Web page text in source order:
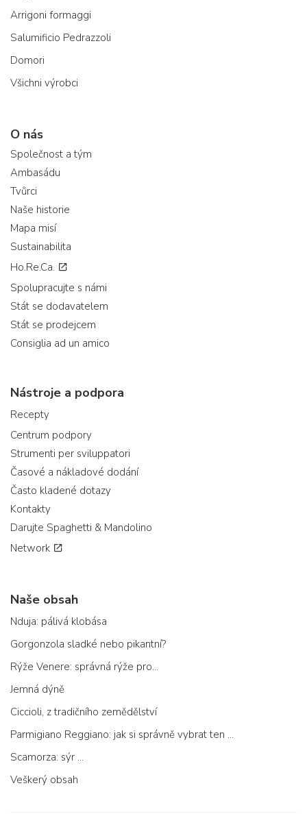
Arrigoni formaggi
Salumificio Pedrazzoli
Domori
Všichni výrobci
O nás
Společnost a tým
Ambasádu
Tvůrci
Naše historie
Mapa misí
Sustainabilita
Ho.Re.Ca.
Spolupracujte s námi
Stát se dodavatelem
Stát se prodejcem
Consiglia ad un amico
Nástroje a podpora
Recepty
Centrum podpory
Strumenti per sviluppatori
Časové a nákladové dodání
Často kladené dotazy
Kontakty
Darujte Spaghetti & Mandolino
Network
Naše obsah
Nduja: pálivá klobása
Gorgonzola sladké nebo pikantní?
Rýže Venere: správná rýže pro...
Jemná dýně
Ciccioli, z tradičního zemědělství
Parmigiano Reggiano: jak si správně vybrat ten pravý
Scamorza: sýr ...
Veškerý obsah